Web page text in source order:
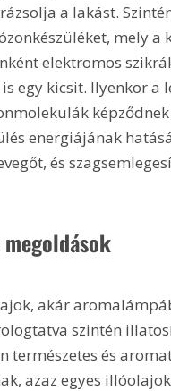
a lakást.
mely a
elektromos
egy kicsit. Ilyenkor a
képződnek
energiájának
és
megoldások
akár
szintén
természetes és
azaz egyes